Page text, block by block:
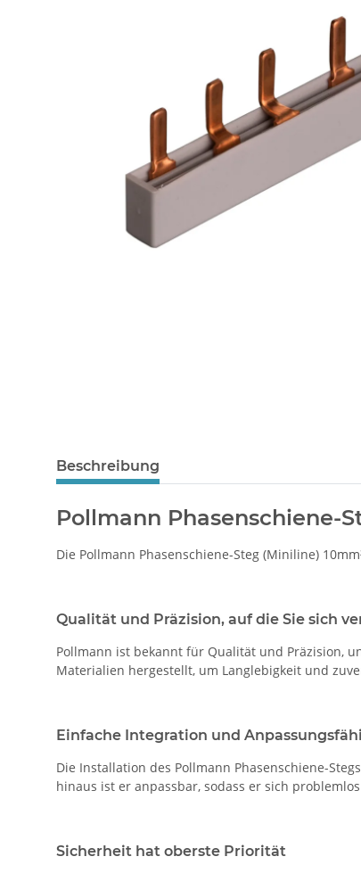
Beschreibung
Pollmann Phasenschiene-
Die Pollmann Phasenschiene-Steg (Miniline)
Qualität und Präzision, auf die Sie sich
Pollmann ist bekannt für Qualität und Präzision,
Materialien hergestellt, um Langlebigkeit und
Einfache Integration und
Die Installation des Pollmann Phasenschiene-
hinaus ist er anpassbar, sodass er sich
Sicherheit hat oberste Priorität